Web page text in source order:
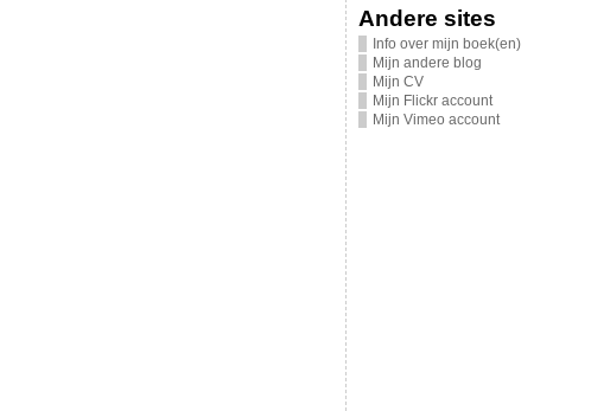
Andere sites
Info over mijn boek(en)
Mijn andere blog
Mijn CV
Mijn Flickr account
Mijn Vimeo account